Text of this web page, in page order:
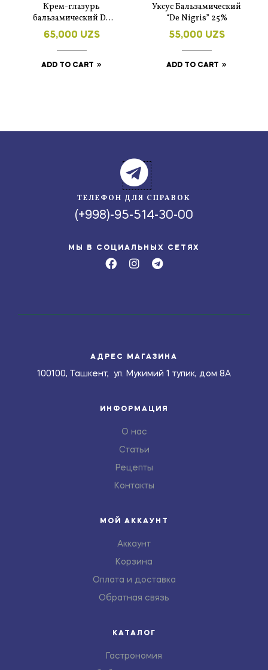
Крем-глазурь
бальзамический De
Nigris 250 мл
65,000 UZS
ADD TO CART
Уксус Бальзамический
“De Nigris” 25%
55,000 UZS
ADD TO CART
ТЕЛЕФОН ДЛЯ СПРАВОК
(+998)-95-514-30-00
МЫ В СОЦИАЛЬНЫХ СЕТЯХ
АДРЕС МАГАЗИНА
100100, Ташкент, ул. Мукимий 1 тупик, дом 8А
ИНФОРМАЦИЯ
О нас
Статьи
Рецепты
Контакты
МОЙ АККАУНТ
Аккаунт
Корзина
Оплата и доставка
Обратная связь
КАТАЛОГ
Гастрономия